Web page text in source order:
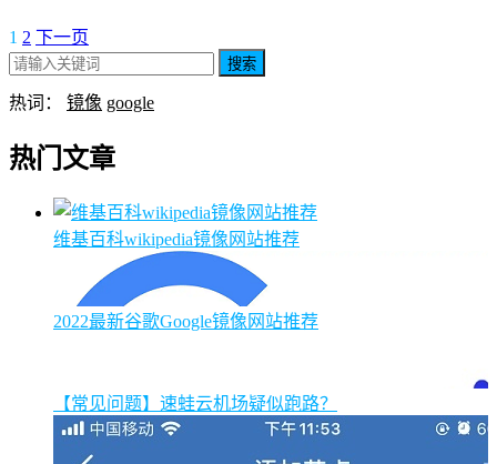
1 2 下一页
搜索
热词： 镜像 google
热门文章
维基百科wikipedia镜像网站推荐
2022最新谷歌Google镜像网站推荐
【常见问题】速蛙云机场疑似跑路？